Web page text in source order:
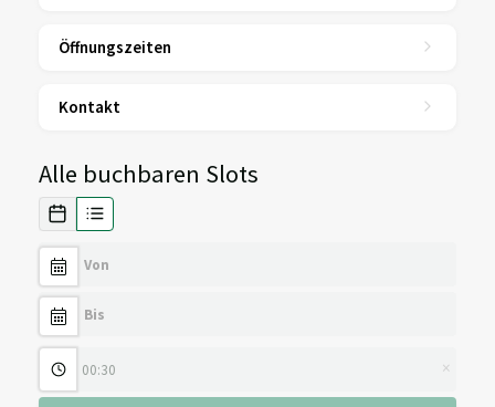
Öffnungszeiten
Kontakt
Alle buchbaren Slots
×